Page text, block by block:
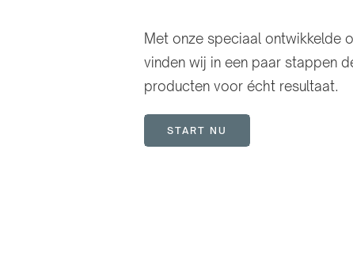
Met onze speciaal ontwikkelde
vinden wij in een paar stappen
producten voor écht resultaat.
START NU